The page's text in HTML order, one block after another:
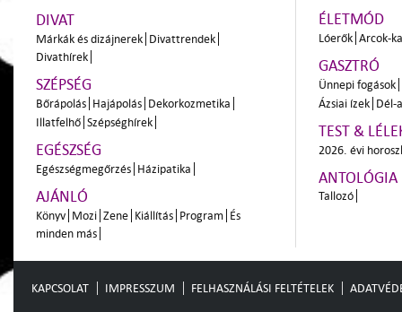
DIVAT
Márkák és dizájnerek Divattrendek
Divathírek
SZÉPSÉG
Bőrápolás Hajápolás Dekorkozmetika
Illatfelhő Szépséghírek
EGÉSZSÉG
Egészségmegőrzés Házipatika
AJÁNLÓ
Könyv Mozi Zene Kiállítás Program És
minden más
ÉLETMÓD
Lóerők Arcok-
GASZTRÓ
Ünnepi fogások
Ázsiai ízek Dél-
TEST &
2026. évi
ANTOLÓGIA
Tallozó
KAPCSOLAT IMPRESSZUM FELHASZNÁLÁSI FELTÉTELEK